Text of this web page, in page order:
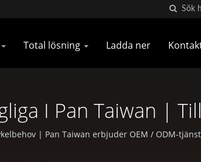
Total lösning Ladda ner
I Pan Taiwan |
| Pan
| Pan Taiwan erbjuder OEM / ODM-
för cyklar och utomhusaktiviteter.